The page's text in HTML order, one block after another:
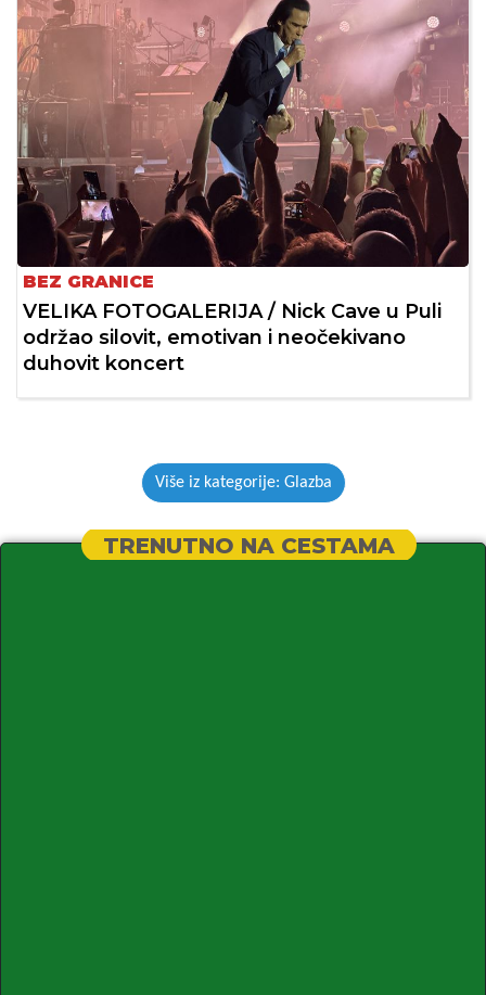
BEZ GRANICE
VELIKA FOTOGALERIJA / Nick Cave u Puli
održao silovit, emotivan i neočekivano
duhovit koncert
Više iz kategorije: Glazba
TRENUTNO NA CESTAMA